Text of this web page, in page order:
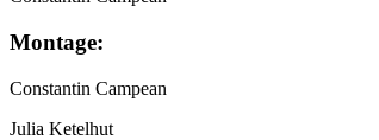
Montage:
Constantin Campean
Julia Ketelhut